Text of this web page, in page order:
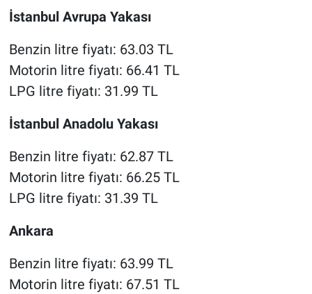
İstanbul Avrupa Yakası
Benzin litre fiyatı: 63.03 TL
Motorin litre fiyatı: 66.41 TL
LPG litre fiyatı: 31.99 TL
İstanbul Anadolu Yakası
Benzin litre fiyatı: 62.87 TL
Motorin litre fiyatı: 66.25 TL
LPG litre fiyatı: 31.39 TL
Ankara
Benzin litre fiyatı: 63.99 TL
Motorin litre fiyatı: 67.51 TL